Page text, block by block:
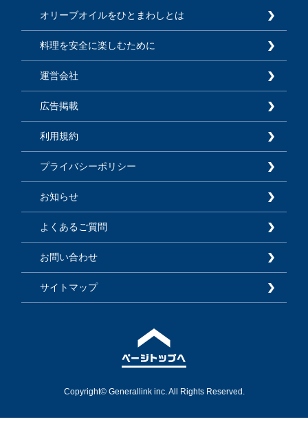
オリーブオイルをひとまわしとは
料理を安全に楽しむために
運営会社
広告掲載
利用規約
プライバシーポリシー
お知らせ
よくあるご質問
お問い合わせ
サイトマップ
Copyright© Generallink inc. All Rights Reserved.